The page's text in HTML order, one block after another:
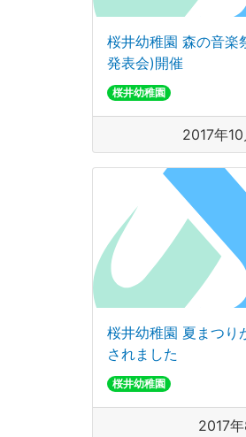
桜井幼稚園 森の音楽
発表会)開催
桜井幼稚園
2017年
桜井幼稚園 夏まつり
されました
桜井幼稚園
2017